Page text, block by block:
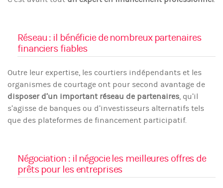
Réseau : il bénéficie de nombreux partenaires
financiers fiables
Outre leur expertise, les courtiers indépendants et les
organismes de courtage ont pour second avantage de
disposer d’un important réseau de partenaires, qu’il
s’agisse de banques ou d’investisseurs alternatifs tels
que des plateformes de financement participatif.
Négociation : il négocie les meilleures offres de
prêts pour les entreprises